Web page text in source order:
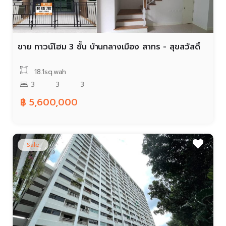
ขาย ทาวน์โฮม 3 ชั้น บ้านกลางเมือง สาทร - สุขสวัสดิ์
18.1sq.wah
3
3 3
฿ 5,600,000
Sale